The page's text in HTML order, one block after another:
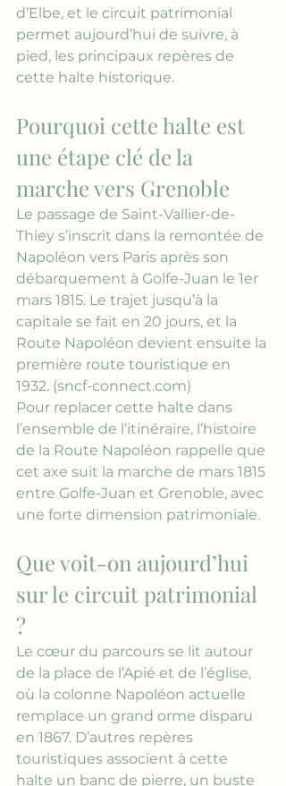
d’Elbe, et le circuit patrimonial
permet aujourd’hui de suivre, à
pied, les principaux repères de
cette halte historique.
Pourquoi cette halte est
une étape clé de la
marche vers Grenoble
Le passage de Saint-Vallier-de-
Thiey s’inscrit dans la remontée de
Napoléon vers Paris après son
débarquement à Golfe-Juan le 1er
mars 1815. Le trajet jusqu’à la
capitale se fait en 20 jours, et la
Route Napoléon devient ensuite la
première route touristique en
1932. (sncf-connect.com)
Pour replacer cette halte dans
l’ensemble de l’itinéraire, l’histoire
de la Route Napoléon rappelle que
cet axe suit la marche de mars 1815
entre Golfe-Juan et Grenoble, avec
une forte dimension patrimoniale.
Que voit-on aujourd’hui
sur le circuit patrimonial
?
Le cœur du parcours se lit autour
de la place de l’Apié et de l’église,
où la colonne Napoléon actuelle
remplace un grand orme disparu
en 1867. D’autres repères
touristiques associent à cette
halte un banc de pierre, un buste